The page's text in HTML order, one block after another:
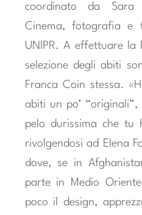
coordinato da
Cinema, fotografia e
UNIPR. A effettuare la
selezione degli abiti
Franca Coin stessa.
abiti un po’
pelo durissima che tu
rivolgendosi ad Elena
dove, se in
parte in Medio
poco il design,